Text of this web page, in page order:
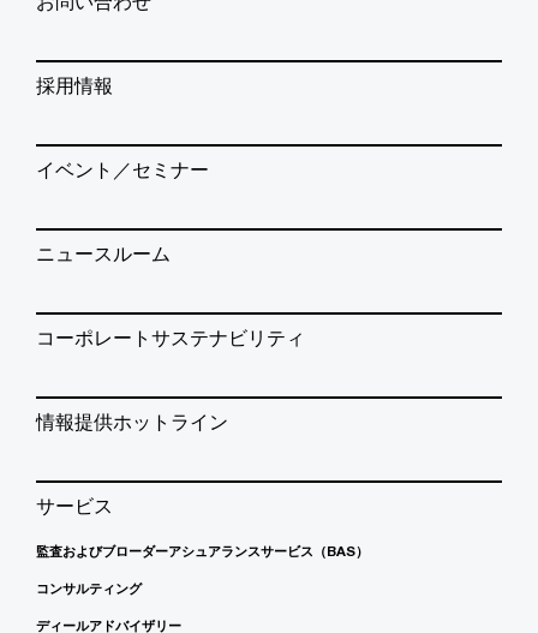
採用情報
イベント／セミナー
ニュースルーム
コーポレートサステナビリティ
情報提供ホットライン
サービス
監査およびブローダーアシュアランスサービス（BAS）
コンサルティング
ディールアドバイザリー